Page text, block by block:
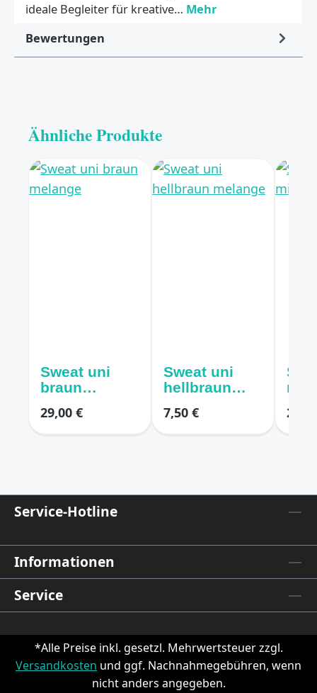
ideale Begleiter für kreative… Mehr
Bewertungen
Ähnliche Produkte
Sweat uni
braun
29,00 €
Sweat uni
hellbraun
7,50 €
Service-Hotline
Informationen
Service
*Alle Preise inkl. gesetzl. Mehrwertsteuer zzgl.
Versandkosten und ggf. Nachnahmegebühren, wenn
nicht anders angegeben.